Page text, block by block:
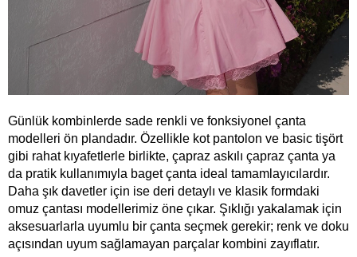
Günlük kombinlerde sade renkli ve fonksiyonel çanta
modelleri ön plandadır. Özellikle kot pantolon ve basic tişört
gibi rahat kıyafetlerle birlikte, çapraz askılı çapraz çanta ya
da pratik kullanımıyla baget çanta ideal tamamlayıcılardır.
Daha şık davetler için ise deri detaylı ve klasik formdaki
omuz çantası modellerimiz öne çıkar. Şıklığı yakalamak için
aksesuarlarla uyumlu bir çanta seçmek gerekir; renk ve doku
açısından uyum sağlamayan parçalar kombini zayıflatır.